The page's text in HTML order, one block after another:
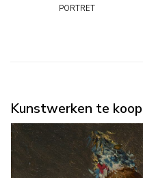
portret
Kunstwerken te